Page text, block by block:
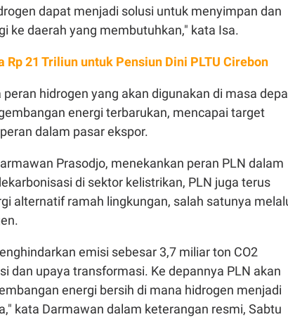
dapat menjadi solusi untuk menyimpan dan
ke daerah yang membutuhkan," kata Isa.
Rp 21 Triliun untuk Pensiun Dini PLTU Cirebon
hidrogen yang akan digunakan di masa
energi terbarukan, mencapai target
dalam pasar ekspor.
Prasodjo, menekankan peran PLN dalam
di sektor kelistrikan, PLN juga terus
alternatif ramah lingkungan, salah satunya
emisi sebesar 3,7 miliar ton CO2
dan upaya transformasi. Ke depannya PLN akan
energi bersih di mana hidrogen menjadi
kata Darmawan dalam keterangan resmi, Sabtu